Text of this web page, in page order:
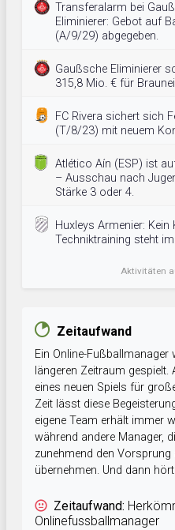
Transferalarm bei
Eliminierer: Gebot auf
(A/9/29) abgegeben.
Gaußsche Eliminierer
315,8 Mio. € für
FC Rivera sichert sich
(T/8/23) mit neuem
Atlético Aín (ESP) ist
– Ausschau nach
Stärke 3 oder 4.
Huxleys Armenier:
Techniktraining steht
Aktivitäten
Zeitaufwand
Ein Online-Fußballmanager
längeren Zeitraum
eines neuen Spiels für
Zeit lässt diese
eigene Team erhält immer
während andere Manager,
zunehmend den
übernehmen. Und dann
Zeitaufwand:
Onlinefussballmanager